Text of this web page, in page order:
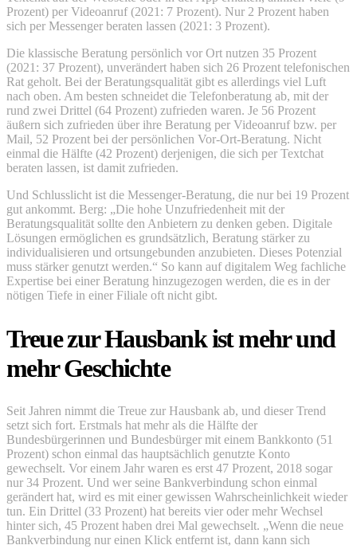
Prozent) per Videoanruf (2021: 7 Prozent). Nur 2 Prozent haben
sich per Messenger beraten lassen (2021: 3 Prozent).
Die klassische Beratung persönlich vor Ort nutzen 35 Prozent
(2021: 37 Prozent), unverändert haben sich 26 Prozent telefonischen
Rat geholt. Bei der Beratungsqualität gibt es allerdings viel Luft
nach oben. Am besten schneidet die Telefonberatung ab, mit der
rund zwei Drittel (64 Prozent) zufrieden waren. Je 56 Prozent
äußern sich zufrieden über ihre Beratung per Videoanruf bzw. per
Mail, 52 Prozent bei der persönlichen Vor-Ort-Beratung. Nicht
einmal die Hälfte (42 Prozent) derjenigen, die sich per Textchat
beraten lassen, ist damit zufrieden.
Und Schlusslicht ist die Messenger-Beratung, die nur bei 19 Prozent
gut ankommt. Berg: „Die hohe Unzufriedenheit mit der
Beratungsqualität sollte den Anbietern zu denken geben. Digitale
Lösungen ermöglichen es grundsätzlich, Beratung stärker zu
individualisieren und ortsungebunden anzubieten. Dieses Potenzial
muss stärker genutzt werden.“ So kann auf digitalem Weg fachliche
Expertise bei einer Beratung hinzugezogen werden, die es in der
nötigen Tiefe in einer Filiale oft nicht gibt.
Treue zur Hausbank ist mehr und
mehr Geschichte
Seit Jahren nimmt die Treue zur Hausbank ab, und dieser Trend
setzt sich fort. Erstmals hat mehr als die Hälfte der
Bundesbürgerinnen und Bundesbürger mit einem Bankkonto (51
Prozent) schon einmal das hauptsächlich genutzte Konto
gewechselt. Vor einem Jahr waren es erst 47 Prozent, 2018 sogar
nur 34 Prozent. Und wer seine Bankverbindung schon einmal
gerändert hat, wird es mit einer gewissen Wahrscheinlichkeit wieder
tun. Ein Drittel (33 Prozent) hat bereits vier oder mehr Wechsel
hinter sich, 45 Prozent haben drei Mal gewechselt. „Wenn die neue
Bankverbindung nur einen Klick entfernt ist, dann kann sich